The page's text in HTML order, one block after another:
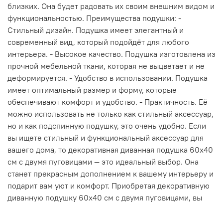
близких. Она будет радовать их своим внешним видом и
функциональностью. Преимущества подушки: -
Стильный дизайн. Подушка имеет элегантный и
современный вид, который подойдёт для любого
интерьера. - Высокое качество. Подушка изготовлена из
прочной мебельной ткани, которая не выцветает и не
деформируется. - Удобство в использовании. Подушка
имеет оптимальный размер и форму, которые
обеспечивают комфорт и удобство. - Практичность. Её
можно использовать не только как стильный аксессуар,
но и как подспинную подушку, это очень удобно. Если
вы ищете стильный и функциональный аксессуар для
вашего дома, то декоративная диванная подушка 60х40
см с двумя пуговицами — это идеальный выбор. Она
станет прекрасным дополнением к вашему интерьеру и
подарит вам уют и комфорт. Приобретая декоративную
диванную подушку 60х40 см с двумя пуговицами, вы